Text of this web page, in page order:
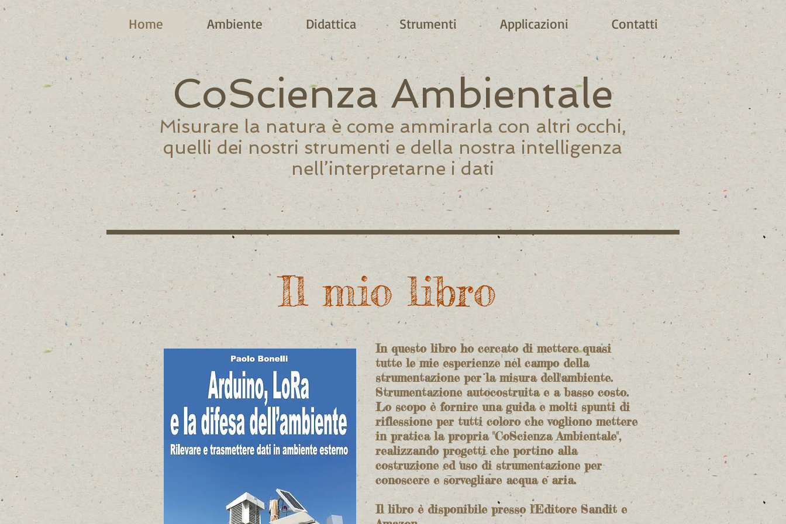
Home Ambiente Didattica Strumenti Applicazioni Contatti
CoScienza Ambientale
Misurare la natura è come ammirarla con altri occhi,
quelli dei nostri strumenti e della nostra intelligenza
nell’interpretarne i dati
Il mio libro
In questo libro ho cercato di mettere quasi
tutte le mie esperienze nel campo della
strumentazione per la misura dell'ambiente.
Strumentazione autocostruita e a basso costo.
Lo scopo è fornire una guida e molti spunti di
riflessione per tutti coloro che vogliono mettere
in pratica la propria "CoScienza Ambientale",
realizzando progetti che portino alla
costruzione ed uso di strumentazione per
conoscere e sorvegliare acqua e aria.
Il libro è disponibile presso l'Editore Sandit e